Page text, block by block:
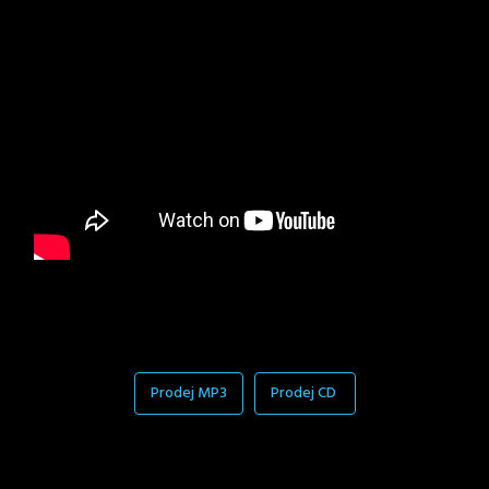
Prodej MP3 Prodej CD